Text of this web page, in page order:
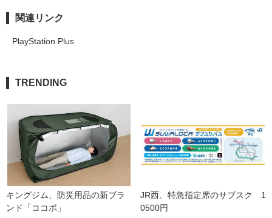
関連リンク
PlayStation Plus
TRENDING
キングジム、防災用品の新ブラ
ンド「ココボ」
JR西、特急指定席のサブスク　1
0500円